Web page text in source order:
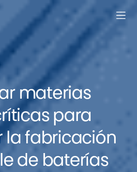
materias
para
la fabricación
de baterías